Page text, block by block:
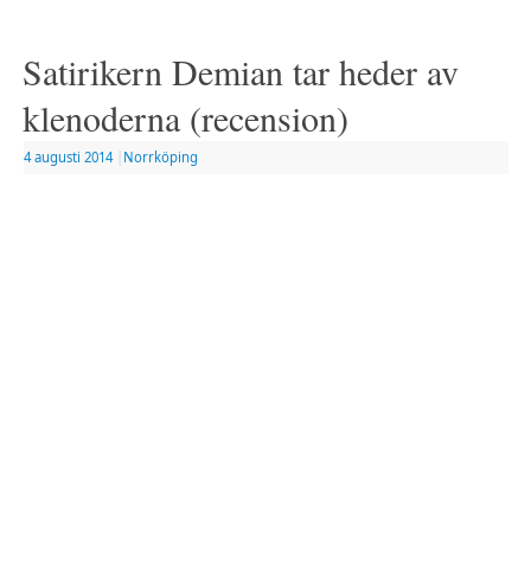
Satirikern Demian tar heder av
klenoderna (recension)
4 augusti 2014 Norrköping